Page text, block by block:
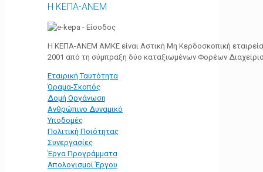
Η ΚΕΠΑ-ΑΝΕΜ
Η ΚΕΠΑ-ΑΝΕΜ ΑΜΚΕ είναι Αστική Μη Κερδοσκοπική
2001 από τη σύμπραξη δύο καταξιωμένων Φορέων
Εταιρική Ταυτότητα
Όραμα-Σκοπός
Δομή Οργάνωση
Ανθρώπινο Δυναμικό
Υποδομές
Πολιτική Ποιότητας
Συνεργασίες
Έργα Προγράμματα
Απολογισμοί Έργου